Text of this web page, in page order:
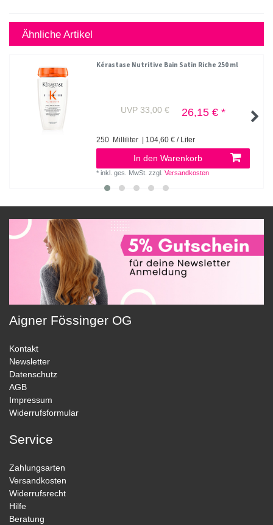
Ähnliche Artikel
Kérastase Nutritive Bain Satin Riche 250 ml
UVP 33,00 € 26,15 € *
250 Milliliter | 104,60 € / Liter
In den Warenkorb
*inkl. ges. MwSt. zzgl.Versandkosten
Aigner Fössinger OG
Kontakt
Newsletter
Datenschutz
AGB
Impressum
Widerrufsformular
Service
Zahlungsarten
Versandkosten
Widerrufsrecht
Hilfe
Beratung